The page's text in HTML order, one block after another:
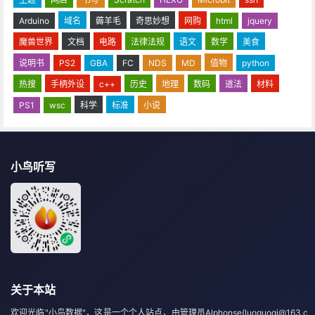
Arduino
域名 薅羊毛 奇思妙想 网购 html
jquery
魔兽世界
文档 电路 法律法规 语文 数学
美食
说明书
PS2 GBA FC NDS MD 值物
python
热搜
手柄外设 c++ 历史 地理 数码 道法
材料
PS1
wsc 科学 标准 小说
小鸟听写
关于本站
欢迎光临"小鸟数据"，这是一个个人站点，由管理员Alphonse(luoguoqi@163.c